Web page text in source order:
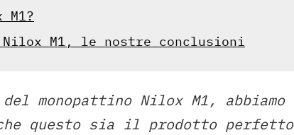
Nilox M1, le nostre conclusioni
monopattino Nilox M1, abbiamo
questo sia il prodotto perfetto